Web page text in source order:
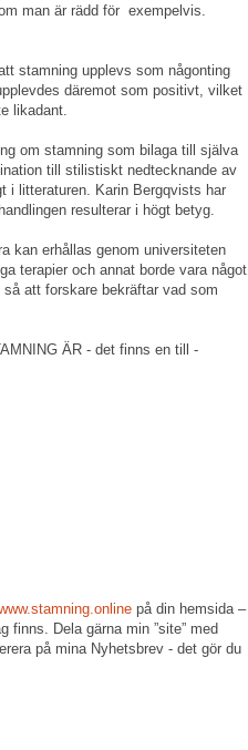
man är rädd för exempelvis.
stamning upplevs som någonting
däremot som positivt, vilket
likadant.
om stamning som bilaga till själva
till stilistiskt nedtecknande av
i litteraturen. Karin Bergqvists har
resulterar i högt betyg.
kan erhållas genom universiteten
terapier och annat borde vara något
att forskare bekräftar vad som
ÄR - det finns en till -
på din hemsida –
finns. Dela gärna min ”site” med
på mina Nyhetsbrev - det gör du